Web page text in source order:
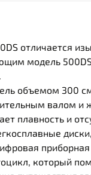
отличается
модель
объемом 300
валом
плавность и
приборная
который